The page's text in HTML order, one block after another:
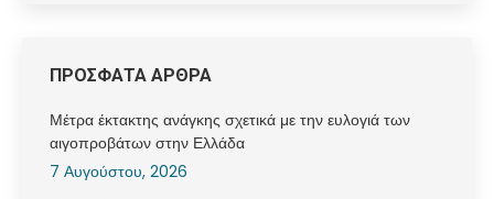
ΠΡΟΣΦΑΤΑ ΑΡΘΡΑ
Μέτρα έκτακτης ανάγκης σχετικά με την ευλογιά των
αιγοπροβάτων στην Ελλάδα
7 Αυγούστου, 2026